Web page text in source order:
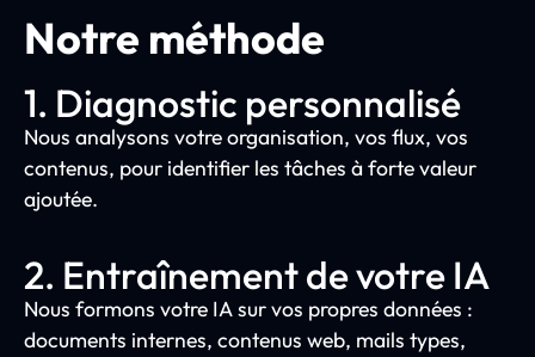
Notre méthode
1. Diagnostic personnalisé
Nous analysons votre organisation, vos flux, vos
contenus, pour identifier les tâches à forte valeur
ajoutée.
2. Entraînement de votre IA
Nous formons votre IA sur vos propres données :
documents internes, contenus web, mails types,